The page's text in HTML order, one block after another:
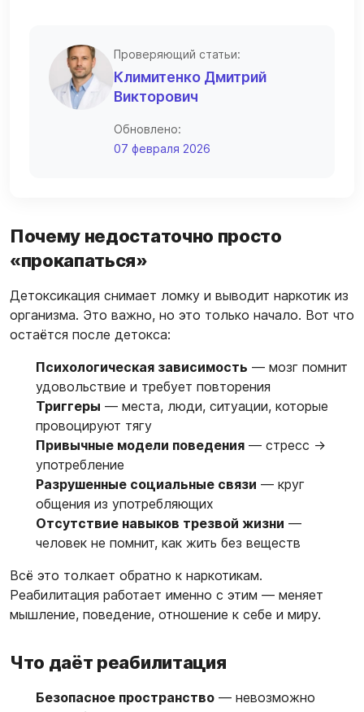
Проверяющий статьи:
Климитенко Дмитрий
Викторович
Обновлено:
07 февраля 2026
Почему недостаточно просто
«прокапаться»
Детоксикация снимает ломку и выводит наркотик из
организма. Это важно, но это только начало. Вот что
остаётся после детокса:
Психологическая зависимость — мозг помнит
удовольствие и требует повторения
Триггеры — места, люди, ситуации, которые
провоцируют тягу
Привычные модели поведения — стресс →
употребление
Разрушенные социальные связи — круг
общения из употребляющих
Отсутствие навыков трезвой жизни —
человек не помнит, как жить без веществ
Всё это толкает обратно к наркотикам.
Реабилитация работает именно с этим — меняет
мышление, поведение, отношение к себе и миру.
Что даёт реабилитация
Безопасное пространство — невозможно